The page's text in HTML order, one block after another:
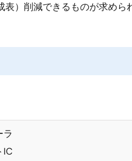
表）削減できるものが求めら
ラ
IC